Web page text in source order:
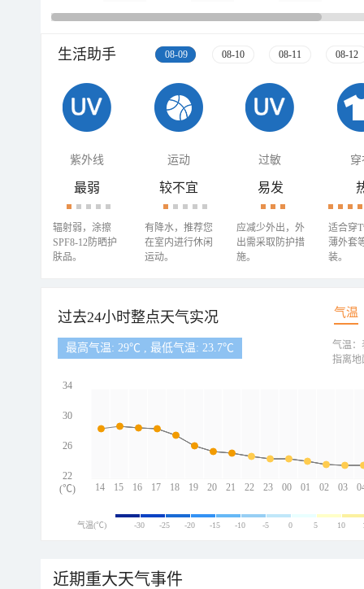
生活助手 08-09 08-10 08-11 08-12
紫外线 运动 过敏 穿
最弱
辐射弱，涂擦
SPF8-12防晒护
肤品。
较不宜
有降水，推荐您
在室内进行休闲
运动。
易发
应减少外出，外
出需采取防护措
施。
适合穿
薄外套
装。
过去24小时整点天气实况 气温
最高气温: 29℃ , 最低气温: 23.7℃
14 15 16 17 18 19 20 21 22 23 00 01 02 03
34
30
26
22
(℃)
气温：
指离地
气温(℃) -30 -25 -20 -15 -10 -5 0 5 10
近期重大天气事件